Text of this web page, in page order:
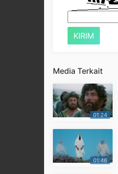
Media Terkait
01:24
01:46